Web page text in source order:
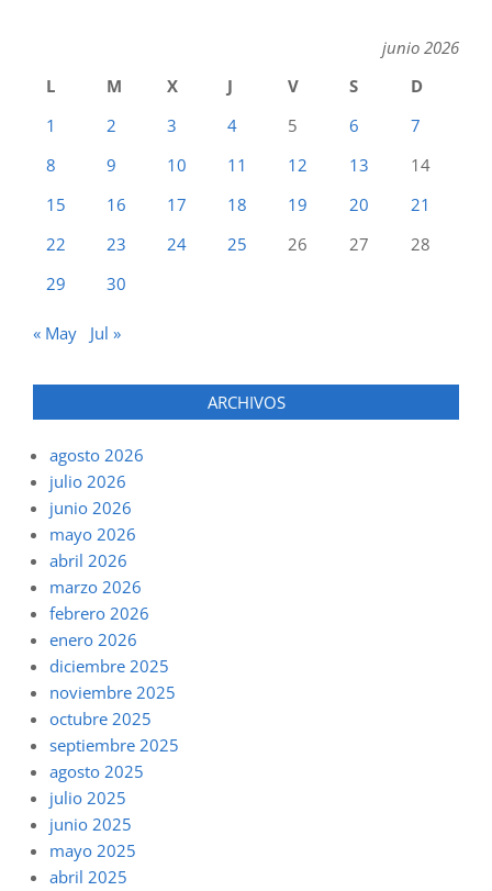
junio 2026
L
M X J V S
D
1
2 3 4 5 6
7
8
9 10 11 12 13
14
15
16 17 18 19 20
21
22
23 24 25 26 27
28
29
30
« May Jul »
ARCHIVOS
agosto 2026
julio 2026
junio 2026
mayo 2026
abril 2026
marzo 2026
febrero 2026
enero 2026
diciembre 2025
noviembre 2025
octubre 2025
septiembre 2025
agosto 2025
julio 2025
junio 2025
mayo 2025
abril 2025